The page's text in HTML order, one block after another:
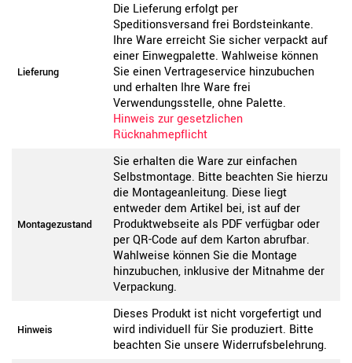
Lieferung
Die Lieferung erfolgt per
Speditionsversand frei Bordsteinkante.
Ihre Ware erreicht Sie sicher verpackt auf
einer Einwegpalette. Wahlweise können
Sie einen Vertrageservice hinzubuchen
und erhalten Ihre Ware frei
Verwendungsstelle, ohne Palette.
Hinweis zur gesetzlichen
Rücknahmepflicht
Montagezustand
Sie erhalten die Ware zur einfachen
Selbstmontage. Bitte beachten Sie hierzu
die Montageanleitung. Diese liegt
entweder dem Artikel bei, ist auf der
Produktwebseite als PDF verfügbar oder
per QR-Code auf dem Karton abrufbar.
Wahlweise können Sie die Montage
hinzubuchen, inklusive der Mitnahme der
Verpackung.
Hinweis
Dieses Produkt ist nicht vorgefertigt und
wird individuell für Sie produziert. Bitte
beachten Sie unsere Widerrufsbelehrung.